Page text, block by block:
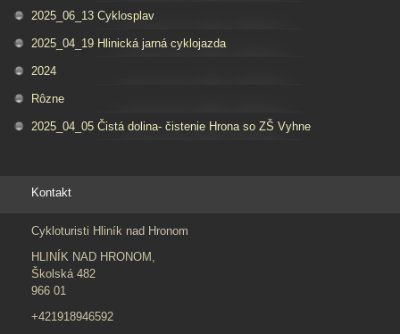
2025_06_13 Cyklosplav
2025_04_19 Hlinická jarná cyklojazda
2024
Rôzne
2025_04_05 Čistá dolina- čistenie Hrona so ZŠ Vyhne
Kontakt
Cykloturisti Hliník nad Hronom
HLINÍK NAD HRONOM,
Školská 482
966 01
+421918946592